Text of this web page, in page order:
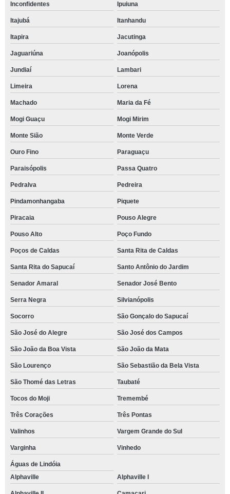
Inconfidentes Ipuiuna
Itajubá Itanhandu
Itapira Jacutinga
Jaguariúna Joanópolis
Jundiaí Lambari
Limeira Lorena
Machado Maria da Fé
Mogi Guaçu Mogi Mirim
Monte Sião Monte Verde
Ouro Fino Paraguaçu
Paraisópolis Passa Quatro
Pedralva Pedreira
Pindamonhangaba Piquete
Piracaia Pouso Alegre
Pouso Alto Poço Fundo
Poços de Caldas Santa Rita de Caldas
Santa Rita do Sapucaí Santo Antônio do Jardim
Senador Amaral Senador José Bento
Serra Negra Silvianópolis
Socorro São Gonçalo do Sapucaí
São José do Alegre São José dos Campos
São João da Boa Vista São João da Mata
São Lourenço São Sebastião da Bela Vista
São Thomé das Letras Taubaté
Tocos do Moji Tremembé
Três Corações Três Pontas
Valinhos Vargem Grande do Sul
Varginha Vinhedo
Águas de Lindóia
Alphaville
Alphaville I